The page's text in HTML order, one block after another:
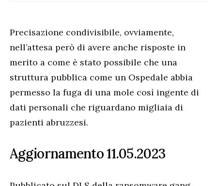
Precisazione condivisibile, ovviamente,
nell’attesa però di avere anche risposte in
merito a come è stato possibile che una
struttura pubblica come un Ospedale abbia
permesso la fuga di una mole così ingente di
dati personali che riguardano migliaia di
pazienti abruzzesi.
Aggiornamento 11.05.2023